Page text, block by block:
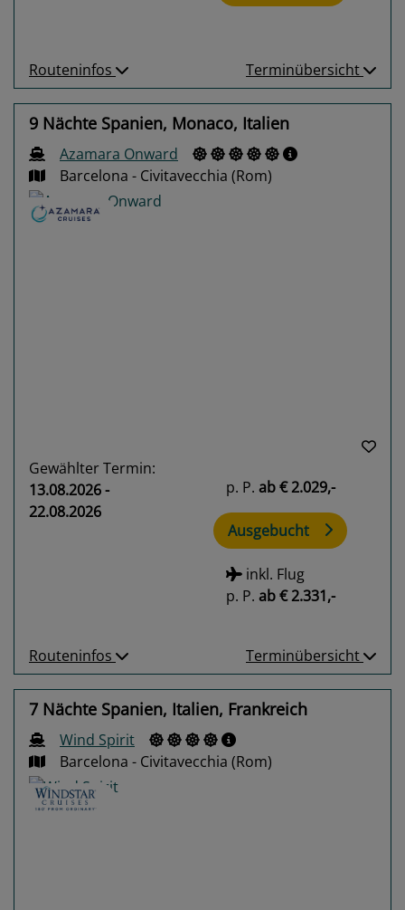
Routeninfos Terminübersicht
9 Nächte Spanien, Monaco, Italien
Azamara Onward
Barcelona - Civitavecchia (Rom)
Gewählter Termin:
13.08.2026 -
22.08.2026
p. P. ab€ 2.029,-
Ausgebucht
inkl. Flug
p. P. ab€ 2.331,-
Routeninfos Terminübersicht
7 Nächte Spanien, Italien, Frankreich
Wind Spirit
Barcelona - Civitavecchia (Rom)